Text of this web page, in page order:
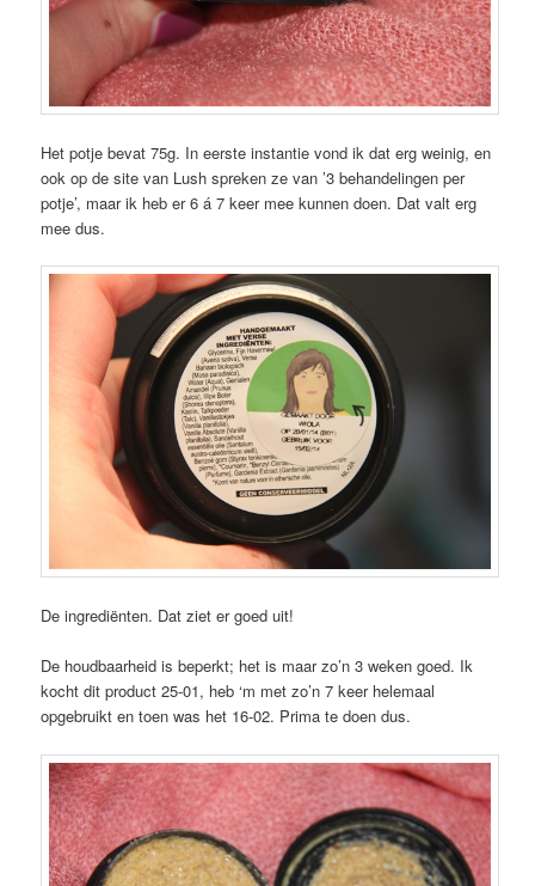
Het potje bevat 75g. In eerste instantie vond ik dat erg weinig, en
ook op de site van Lush spreken ze van ’3 behandelingen per
potje’, maar ik heb er 6 á 7 keer mee kunnen doen. Dat valt erg
mee dus.
De ingrediënten. Dat ziet er goed uit!
De houdbaarheid is beperkt; het is maar zo’n 3 weken goed. Ik
kocht dit product 25-01, heb ‘m met zo’n 7 keer helemaal
opgebruikt en toen was het 16-02. Prima te doen dus.